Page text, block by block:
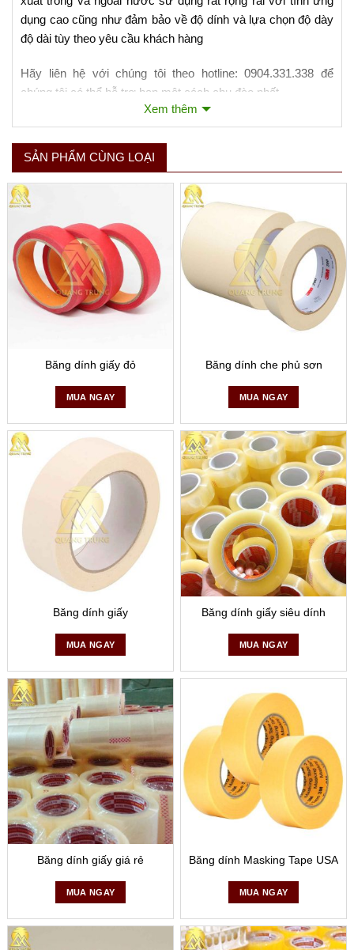
dụng cao cũng như đảm bảo về độ dính và lựa chọn độ dày
độ dài tùy theo yêu cầu khách hàng
Hãy liên hệ với chúng tôi theo hotline: 0904.331.338 để
chúng tôi có thể hỗ trợ bạn một cách chu đào nhất.
Xem thêm
Xem thêm
SẢN PHẨM CÙNG LOẠI
Băng dính giấy đỏ
MUA NGAY
Băng dính che phủ sơn
MUA NGAY
Băng dính giấy
MUA NGAY
Băng dính giấy siêu dính
MUA NGAY
Băng dính giấy giá rẻ
MUA NGAY
Băng dính Masking Tape USA
MUA NGAY